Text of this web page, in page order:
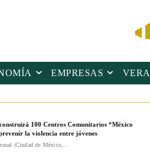
EMPRESAS
100 Centros Comunitarios “México
la violencia entre jóvenes
|Ciudad de México,...